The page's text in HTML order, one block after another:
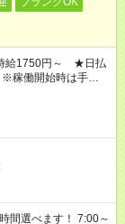
給1750円～ ★日払
稼働開始時は手続き